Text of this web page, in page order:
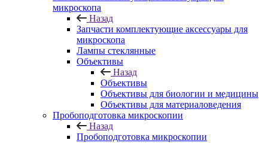
микроскопа
Назад
Запчасти комплектующие аксессуары для
микроскопа
Лампы стеклянные
Объективы
Назад
Объективы
Объективы для биологии и медицины
Объективы для материаловедения
Пробоподготовка микроскопии
Назад
Пробоподготовка микроскопии